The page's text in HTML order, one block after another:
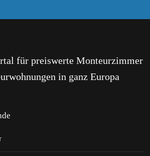
für preiswerte Monteurzimmer
in ganz Europa